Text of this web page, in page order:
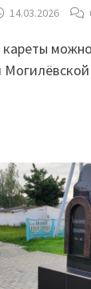
14.03.2026